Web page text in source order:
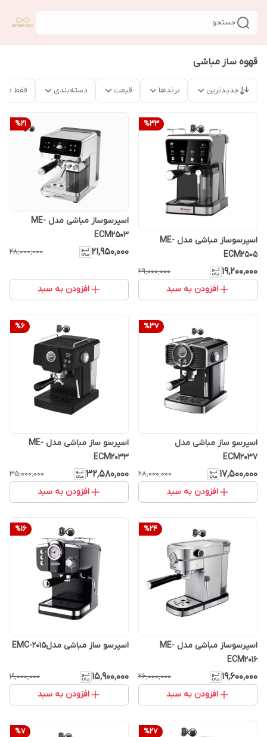
جستجو
قهوه ساز مباشی
جدیدترین برندها قیمت دسته‌بندی فقط
%33
اسپرسوساز مباشی مدل ME-
ECM2505
۱۹٬۲۰۰٬۰۰۰ ۲۹٬۰۰۰٬۰۰۰
افزودن به سبد
%21
اسپرسوساز مباشی مدل ME-
ECM2503
۲۱٬۹۵۰٬۰۰۰ ۲۸٬۰۰۰٬۰۰۰
افزودن به سبد
%37
اسپرسو ساز مباشی مدل
ECM2037
۱۷٬۵۰۰٬۰۰۰ ۲۸٬۰۰۰٬۰۰۰
افزودن به سبد
%6
اسپرسو ساز مباشی مدل ME-
ECM2033
۳۲٬۵۸۰٬۰۰۰ ۳۵٬۰۰۰٬۰۰۰
افزودن به سبد
%24
اسپرسوساز مباشی مدل ME-
ECM2016
۱۹٬۶۰۰٬۰۰۰ ۲۶٬۰۰۰٬۰۰۰
افزودن به سبد
%16
اسپرسو ساز مباشی مدلEMC-2015
۱۵٬۹۰۰٬۰۰۰ ۱۹٬۰۰۰٬۰۰۰
افزودن به سبد
%27
%7